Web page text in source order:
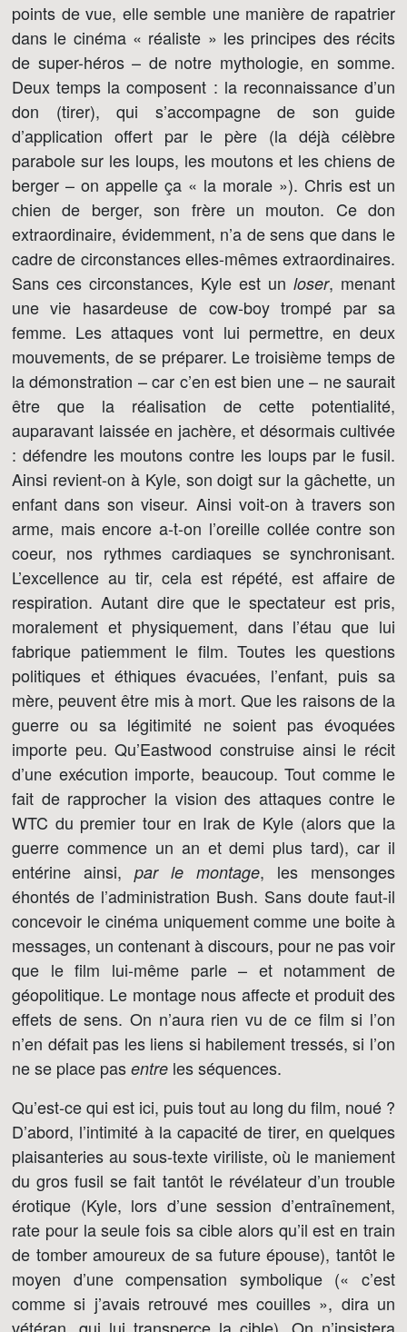
points de vue, elle semble une manière de rapatrier
dans le cinéma « réaliste » les principes des récits
de super-héros – de notre mythologie, en somme.
Deux temps la composent : la reconnaissance d’un
don (tirer), qui s’accompagne de son guide
d’application offert par le père (la déjà célèbre
parabole sur les loups, les moutons et les chiens de
berger – on appelle ça « la morale »). Chris est un
chien de berger, son frère un mouton. Ce don
extraordinaire, évidemment, n’a de sens que dans le
cadre de circonstances elles-mêmes extraordinaires.
Sans ces circonstances, Kyle est un loser, menant
une vie hasardeuse de cow-boy trompé par sa
femme. Les attaques vont lui permettre, en deux
mouvements, de se préparer. Le troisième temps de
la démonstration – car c’en est bien une – ne saurait
être que la réalisation de cette potentialité,
auparavant laissée en jachère, et désormais cultivée
: défendre les moutons contre les loups par le fusil.
Ainsi revient-on à Kyle, son doigt sur la gâchette, un
enfant dans son viseur. Ainsi voit-on à travers son
arme, mais encore a-t-on l’oreille collée contre son
coeur, nos rythmes cardiaques se synchronisant.
L’excellence au tir, cela est répété, est affaire de
respiration. Autant dire que le spectateur est pris,
moralement et physiquement, dans l’étau que lui
fabrique patiemment le film. Toutes les questions
politiques et éthiques évacuées, l’enfant, puis sa
mère, peuvent être mis à mort. Que les raisons de la
guerre ou sa légitimité ne soient pas évoquées
importe peu. Qu’Eastwood construise ainsi le récit
d’une exécution importe, beaucoup. Tout comme le
fait de rapprocher la vision des attaques contre le
WTC du premier tour en Irak de Kyle (alors que la
guerre commence un an et demi plus tard), car il
entérine ainsi, par le montage, les mensonges
éhontés de l’administration Bush. Sans doute faut-il
concevoir le cinéma uniquement comme une boite à
messages, un contenant à discours, pour ne pas voir
que le film lui-même parle – et notamment de
géopolitique. Le montage nous affecte et produit des
effets de sens. On n’aura rien vu de ce film si l’on
n’en défait pas les liens si habilement tressés, si l’on
ne se place pas entre les séquences.
Qu’est-ce qui est ici, puis tout au long du film, noué ?
D’abord, l’intimité à la capacité de tirer, en quelques
plaisanteries au sous-texte viriliste, où le maniement
du gros fusil se fait tantôt le révélateur d’un trouble
érotique (Kyle, lors d’une session d’entraînement,
rate pour la seule fois sa cible alors qu’il est en train
de tomber amoureux de sa future épouse), tantôt le
moyen d’une compensation symbolique (« c’est
comme si j’avais retrouvé mes couilles », dira un